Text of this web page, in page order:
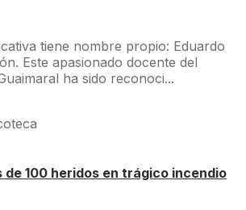
tiene nombre propio: Eduardo
Este apasionado docente del
ha sido reconoci...
de 100 heridos en trágico incendio